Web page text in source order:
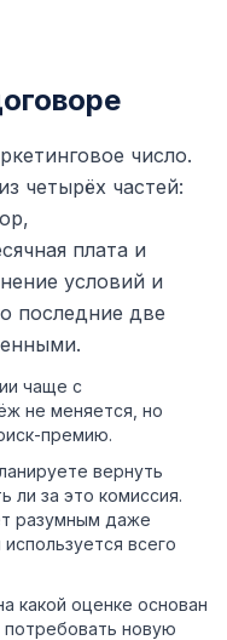
число.
четырёх частей:
плата и
условий и
последние две
чаще с
не меняется, но
премию.
вернуть
ли за это комиссия.
разумным даже
всего
какой оценке основан
потребовать новую